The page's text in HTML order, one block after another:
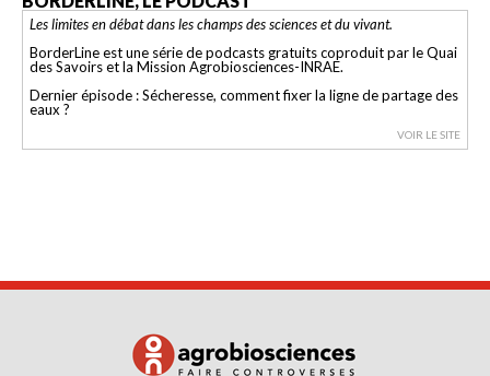
Les limites en débat dans les champs des sciences et du vivant.
BorderLine est une série de podcasts gratuits coproduit par le Quai
des Savoirs et la Mission Agrobiosciences-INRAE.
Dernier épisode : Sécheresse, comment fixer la ligne de partage des
eaux ?
VOIR LE SITE